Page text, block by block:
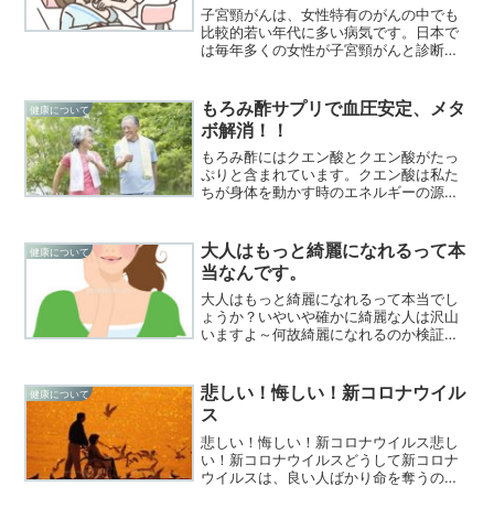
子宮頸がんは、女性特有のがんの中でも
比較的若い年代に多い病気です。日本で
は毎年多くの女性が子宮頸がんと診断さ
ん。実は、子宮頸がんになりやすい人に
はいくつかの特徴があります...
健康について
もろみ酢サプリで血圧安定、メタ
ボ解消！！
もろみ酢にはクエン酸とクエン酸がたっ
ぷりと含まれています。クエン酸は私た
ちが身体を動かす時のエネルギーの源で
効果を得る事ができます。もろみ酢の効
用クエン酸とアミノ酸とは...
健康について
大人はもっと綺麗になれるって本
当なんです。
大人はもっと綺麗になれるって本当でし
ょうか？いやいや確かに綺麗な人は沢山
いますよ～何故綺麗になれるのか検証し
になる傾向が多いですがきちんとケアす
れば大丈夫です。普段の生...
健康について
悲しい！悔しい！新コロナウイル
ス
悲しい！悔しい！新コロナウイルス悲し
い！新コロナウイルスどうして新コロナ
ウイルスは、良い人ばかり命を奪うので